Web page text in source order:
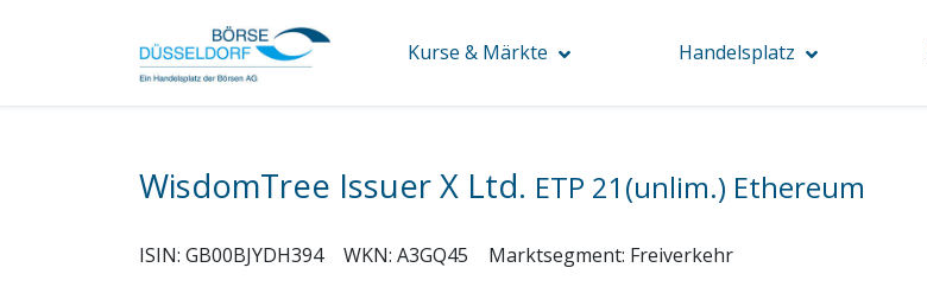
Kurse & Märkte Handelsplatz
WisdomTree Issuer X Ltd. ETP 21(unlim.) Ethereum
ISIN: GB00BJYDH394 WKN: A3GQ45 Marktsegment: Freiverkehr